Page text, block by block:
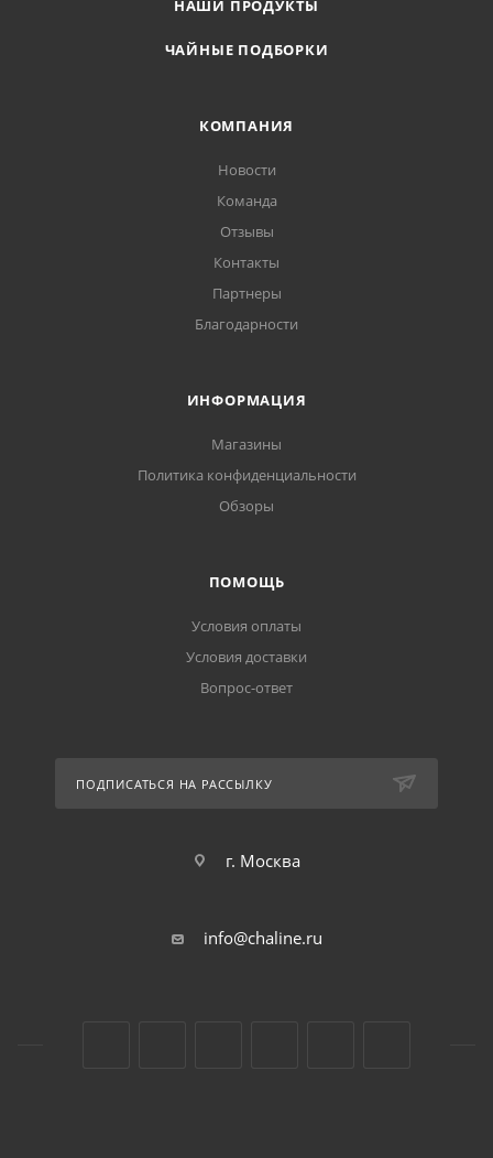
НАШИ ПРОДУКТЫ
ЧАЙНЫЕ ПОДБОРКИ
КОМПАНИЯ
Новости
Команда
Отзывы
Контакты
Партнеры
Благодарности
ИНФОРМАЦИЯ
Магазины
Политика конфиденциальности
Обзоры
ПОМОЩЬ
Условия оплаты
Условия доставки
Вопрос-ответ
ПОДПИСАТЬСЯ НА РАССЫЛКУ
г. Москва
info@chaline.ru